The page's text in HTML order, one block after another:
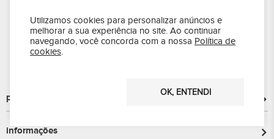
CNPJ 24870219000100
produtos
informações
Utilizamos cookies para personalizar anúncios e
melhorar a sua experiência no site. Ao continuar
navegando, você concorda com a nossa Política de
cookies.
OK, ENTENDI